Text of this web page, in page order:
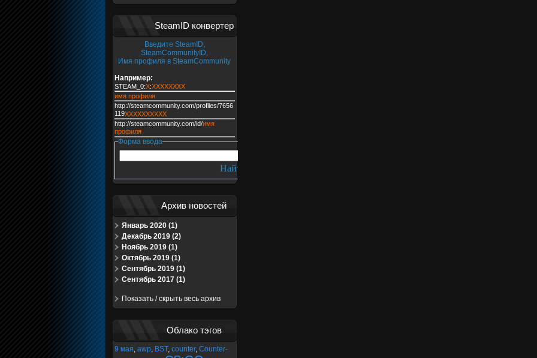
SteamID конвертер
Введите SteamID,
SteamCommunityID,
Имя профиля в SteamCommunity
Например:
STEAM_0:X:XXXXXXXX
имя профиля
http://steamcommunity.com/profiles/7656
119XXXXXXXXXX
http://steamcommunity.com/id/имя
профиля
Форма ввода
Архив новостей
Январь 2020 (1)
Декабрь 2019 (2)
Ноябрь 2019 (1)
Октябрь 2019 (1)
Сентябрь 2019 (1)
Сентябрь 2017 (1)
Показать / скрыть весь архив
Облако тэгов
9 мая, awp, BST, counter, Counter-